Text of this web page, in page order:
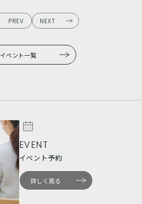
PREV NEXT
イベント一覧
EVENT
イベント予約
詳しく見る